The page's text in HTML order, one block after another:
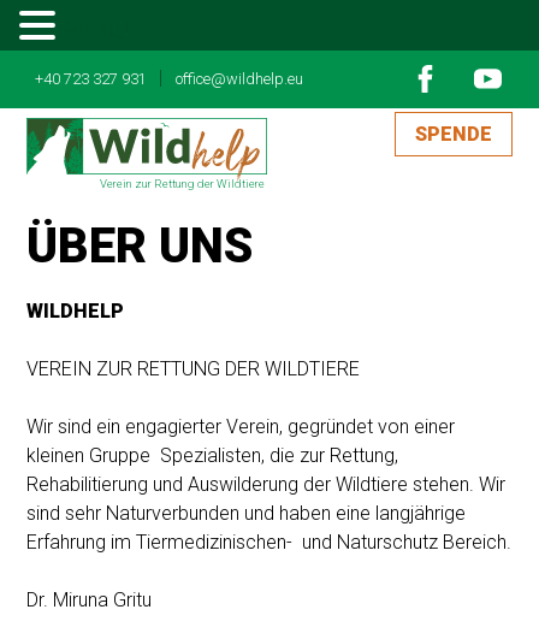
+40 723 327 931 office@wildhelp.eu
Verein zur Rettung der Wildtiere
SPENDE
ÜBER UNS
WILDHELP
VEREIN ZUR RETTUNG DER WILDTIERE
Wir sind ein engagierter Verein, gegründet von einer
kleinen Gruppe Spezialisten, die zur Rettung,
Rehabilitierung und Auswilderung der Wildtiere stehen. Wir
sind sehr Naturverbunden und haben eine langjährige
Erfahrung im Tiermedizinischen- und Naturschutz Bereich.
Dr. Miruna Gritu